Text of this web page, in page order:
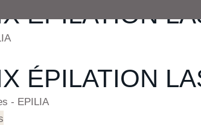
ÉPILATION
ÉPILATION